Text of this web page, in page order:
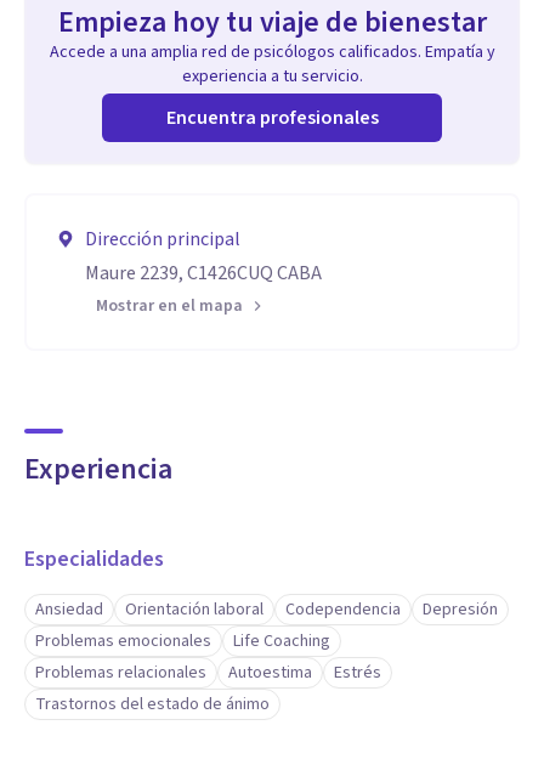
Empieza hoy tu viaje de bienestar
Accede a una amplia red de psicólogos calificados. Empatía y
experiencia a tu servicio.
Encuentra profesionales
Dirección principal
Maure 2239, C1426CUQ CABA
Mostrar en el mapa
Experiencia
Especialidades
Ansiedad Orientación laboral Codependencia
Depresión
Problemas emocionales
Life Coaching
Problemas relacionales
Autoestima
Estrés
Trastornos del estado de ánimo